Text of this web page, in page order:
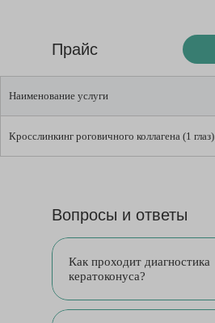
Прайс
Наименование услуги
Кросслинкинг роговичного коллагена (1 глаз)
Вопросы и ответы
Как проходит диагностика
кератоконуса?